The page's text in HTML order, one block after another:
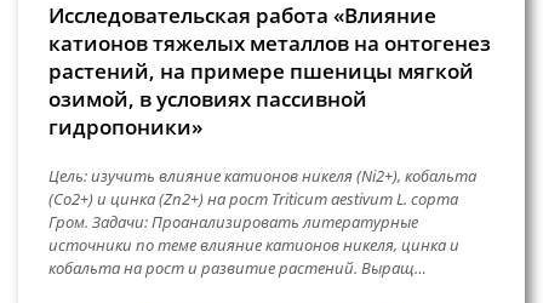
Исследовательская работа «Влияние
катионов тяжелых металлов на онтогенез
растений, на примере пшеницы мягкой
озимой, в условиях пассивной
гидропоники»
Цель: изучить влияние катионов никеля (Ni2+), кобальта
(Co2+) и цинка (Zn2+) на рост Triticum aestivum L. сорта
Гром. Задачи: Проанализировать литературные
источники по теме влияние катионов никеля, цинка и
кобальта на рост и развитие растений. Выращ…